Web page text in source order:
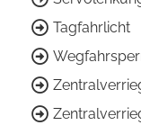
Tagfahrlicht